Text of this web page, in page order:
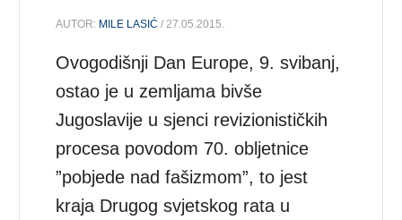
AUTOR: MILE LASIĆ / 27.05.2015.
Ovogodišnji Dan Europe, 9. svibanj,
ostao je u zemljama bivše
Jugoslavije u sjenci revizionističkih
procesa povodom 70. obljetnice
”pobjede nad fašizmom”, to jest
kraja Drugog svjetskog rata u